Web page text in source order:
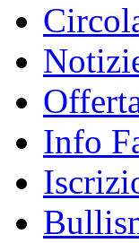
Info